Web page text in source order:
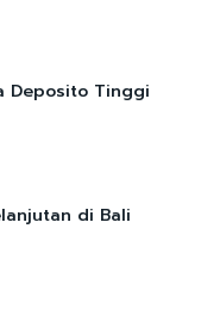
Deposito Tinggi
di Bali